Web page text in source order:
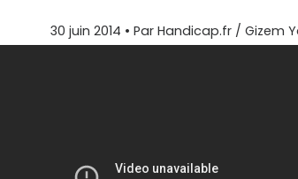
30 juin 2014 • Par Handicap.fr / Gizem